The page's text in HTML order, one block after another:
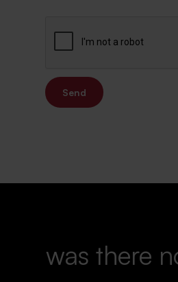
Send
was there